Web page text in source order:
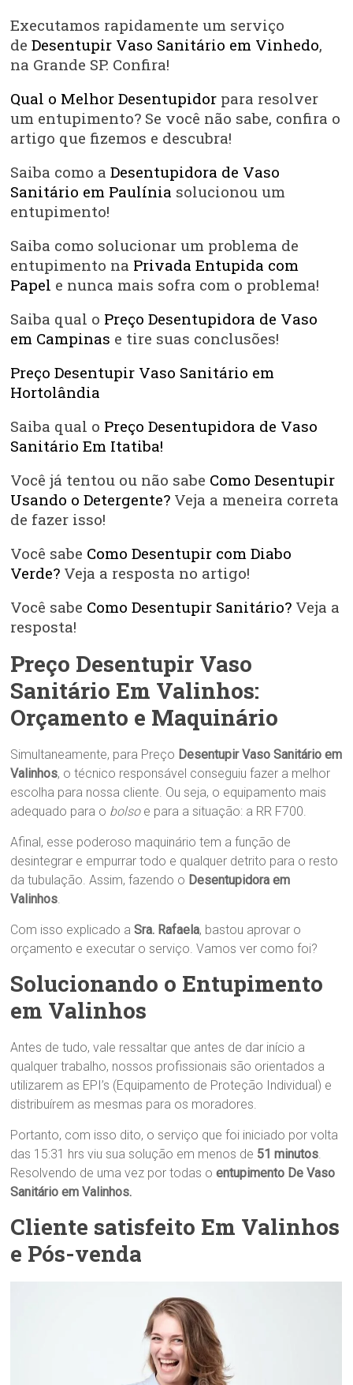
Executamos rapidamente um serviço
deDesentupir Vaso Sanitário em Vinhedo,
na Grande SP. Confira!
Qual o Melhor Desentupidor para resolver
um entupimento? Se você não sabe, confira o
artigo que fizemos e descubra!
Saiba como aDesentupidora de Vaso
Sanitário em Paulínia solucionou um
entupimento!
Saiba como solucionar um problema de
entupimento na Privada Entupida com
Papel e nunca mais sofra com o problema!
Saiba qual o Preço Desentupidora de Vaso
em Campinas e tire suas conclusões!
Preço Desentupir Vaso Sanitário em
Hortolândia
Saiba qual o Preço Desentupidora de Vaso
Sanitário Em Itatiba!
Você já tentou ou não sabe Como Desentupir
Usando o Detergente? Veja a meneira correta
de fazer isso!
Você sabe Como Desentupir com Diabo
Verde? Veja a resposta no artigo!
Você sabe Como Desentupir Sanitário? Veja a
resposta!
Preço Desentupir Vaso
Sanitário Em Valinhos:
Orçamento e Maquinário
Simultaneamente, para Preço Desentupir Vaso Sanitário em
Valinhos, o técnico responsável conseguiu fazer a melhor
escolha para nossa cliente. Ou seja, o equipamento mais
adequado para o bolsoe para a situação: a RR F700.
Afinal, esse poderoso maquinário tem a função de
desintegrar e empurrar todo e qualquer detrito para o resto
da tubulação. Assim, fazendo o Desentupidora em
Valinhos
Com isso explicado aSra. Rafaela, bastou aprovar o
orçamento e executar o serviço. Vamos ver como foi?
Solucionando o Entupimento
em Valinhos
Antes de tudo, vale ressaltar que antes de dar início a
qualquer trabalho, nossos profissionais são orientados a
utilizarem as EPI’s (Equipamento de Proteção Individual) e
distribuírem as mesmas para os moradores.
Portanto, com isso dito, o serviço que foi iniciado por volta
das 15:31 hrs viu sua solução em menos de 51 minutos
Resolvendo de uma vez por todas oentupimento De Vaso
Sanitário em Valinhos.
Cliente satisfeito Em Valinhos
e Pós-venda